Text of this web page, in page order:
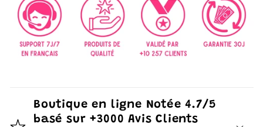
Boutique en ligne Notée 4.7/5
basé sur +3000 Avis Clients